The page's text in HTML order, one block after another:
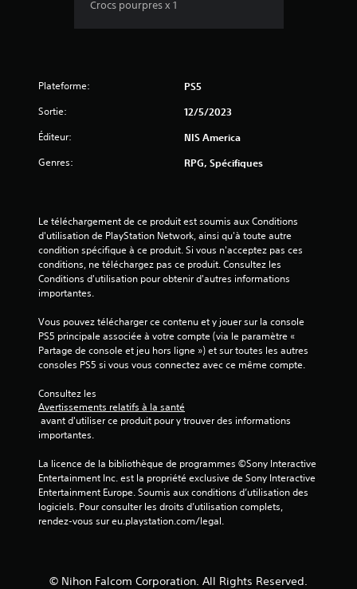
Crocs pourpres x 1
Plateforme: PS5
Sortie: 12/5/2023
Éditeur: NIS America
Genres: RPG, Spécifiques
Le téléchargement de ce produit est soumis aux Conditions
d'utilisation de PlayStation Network, ainsi qu'à toute autre
condition spécifique à ce produit. Si vous n'acceptez pas ces
conditions, ne téléchargez pas ce produit. Consultez les
Conditions d'utilisation pour obtenir d'autres informations
importantes.
Vous pouvez télécharger ce contenu et y jouer sur la console
PS5 principale associée à votre compte (via le paramètre «
Partage de console et jeu hors ligne ») et sur toutes les autres
consoles PS5 si vous vous connectez avec ce même compte.
Consultez les
Avertissements relatifs à la santé
importantes.
La licence de la bibliothèque de programmes ©Sony Interactive
Entertainment Inc. est la propriété exclusive de Sony Interactive
Entertainment Europe. Soumis aux conditions d’utilisation des
logiciels. Pour consulter les droits d’utilisation complets,
rendez-vous sur eu.playstation.com/legal.
© Nihon Falcom Corporation. All Rights Reserved.